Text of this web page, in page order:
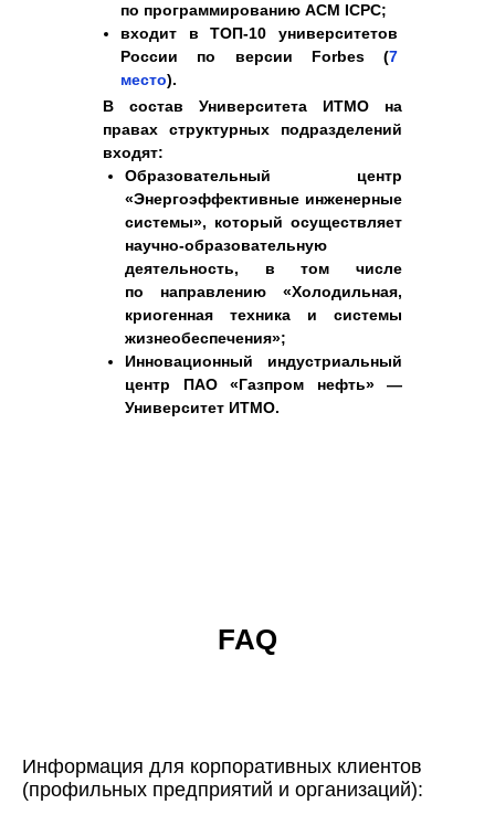
по программированию ACM ICPC;
входит в ТОП-10 университетов
России по версии Forbes (7
место).
В состав Университета ИТМО на
правах структурных подразделений
входят:
Образовательный центр
«Энергоэффективные инженерные
системы», который осуществляет
научно-образовательную
деятельность, в том числе
по направлению «Холодильная,
криогенная техника и системы
жизнеобеспечения»;
Инновационный индустриальный
центр ПАО «Газпром нефть» —
Университет ИТМО.
FAQ
Информация для корпоративных клиентов
(профильных предприятий и организаций):